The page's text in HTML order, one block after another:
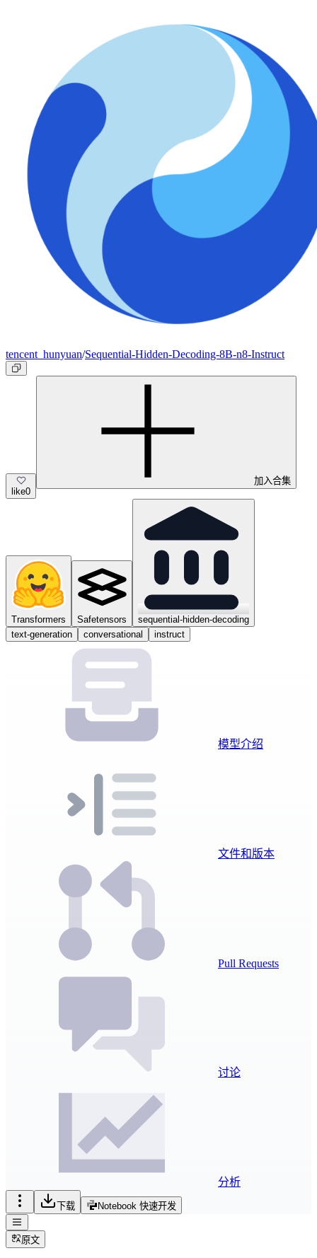
tencent_hunyuan/Sequential-Hidden-Decoding-8B-n8-Instruct
like0
加入合集
Transformers Safetensors
sequential-hidden-decoding
text-generation
conversational instruct
模型介绍
文件和版本
Pull Requests
讨论
分析
下载 Notebook 快速开发
原文